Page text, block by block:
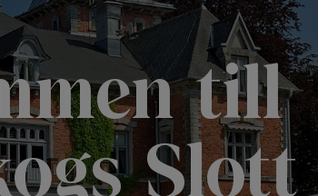
till
Slott